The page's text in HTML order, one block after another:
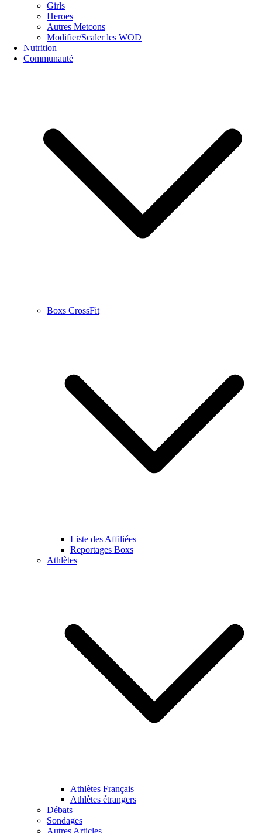
Girls
Heroes
Autres Metcons
Modifier/Scaler les WOD
Nutrition
Communauté
Boxs CrossFit
Liste des Affiliées
Reportages Boxs
Athlètes
Athlètes Français
Athlètes étrangers
Débats
Sondages
Autres Articles